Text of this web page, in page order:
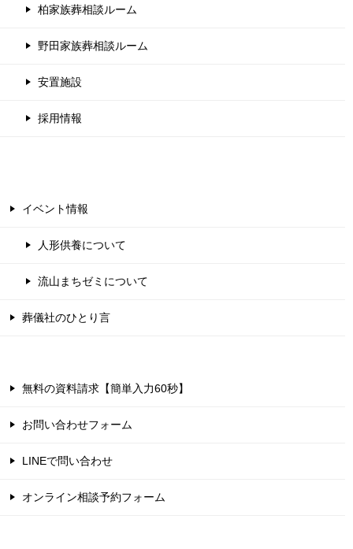
柏家族葬相談ルーム
野田家族葬相談ルーム
安置施設
採用情報
イベント情報
人形供養について
流山まちゼミについて
葬儀社のひとり言
無料の資料請求【簡単入力60秒】
お問い合わせフォーム
LINEで問い合わせ
オンライン相談予約フォーム